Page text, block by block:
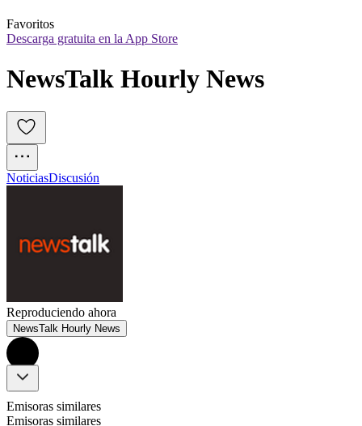
Favoritos
Descarga gratuita en la App Store
NewsTalk Hourly News
NoticiasDiscusión
Reproduciendo ahora
NewsTalk Hourly News
Emisoras similares
Emisoras similares